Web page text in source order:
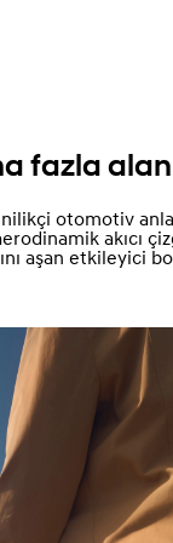
fazla
otomotiv
aşan etkileyici